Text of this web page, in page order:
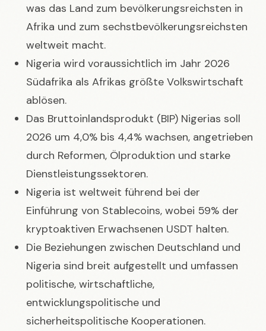
was das Land zum bevölkerungsreichsten in
Afrika und zum sechstbevölkerungsreichsten
weltweit macht.
Nigeria wird voraussichtlich im Jahr 2026
Südafrika als Afrikas größte Volkswirtschaft
ablösen.
Das Bruttoinlandsprodukt (BIP) Nigerias soll
2026 um 4,0% bis 4,4% wachsen, angetrieben
durch Reformen, Ölproduktion und starke
Dienstleistungssektoren.
Nigeria ist weltweit führend bei der
Einführung von Stablecoins, wobei 59% der
kryptoaktiven Erwachsenen USDT halten.
Die Beziehungen zwischen Deutschland und
Nigeria sind breit aufgestellt und umfassen
politische, wirtschaftliche,
entwicklungspolitische und
sicherheitspolitische Kooperationen.